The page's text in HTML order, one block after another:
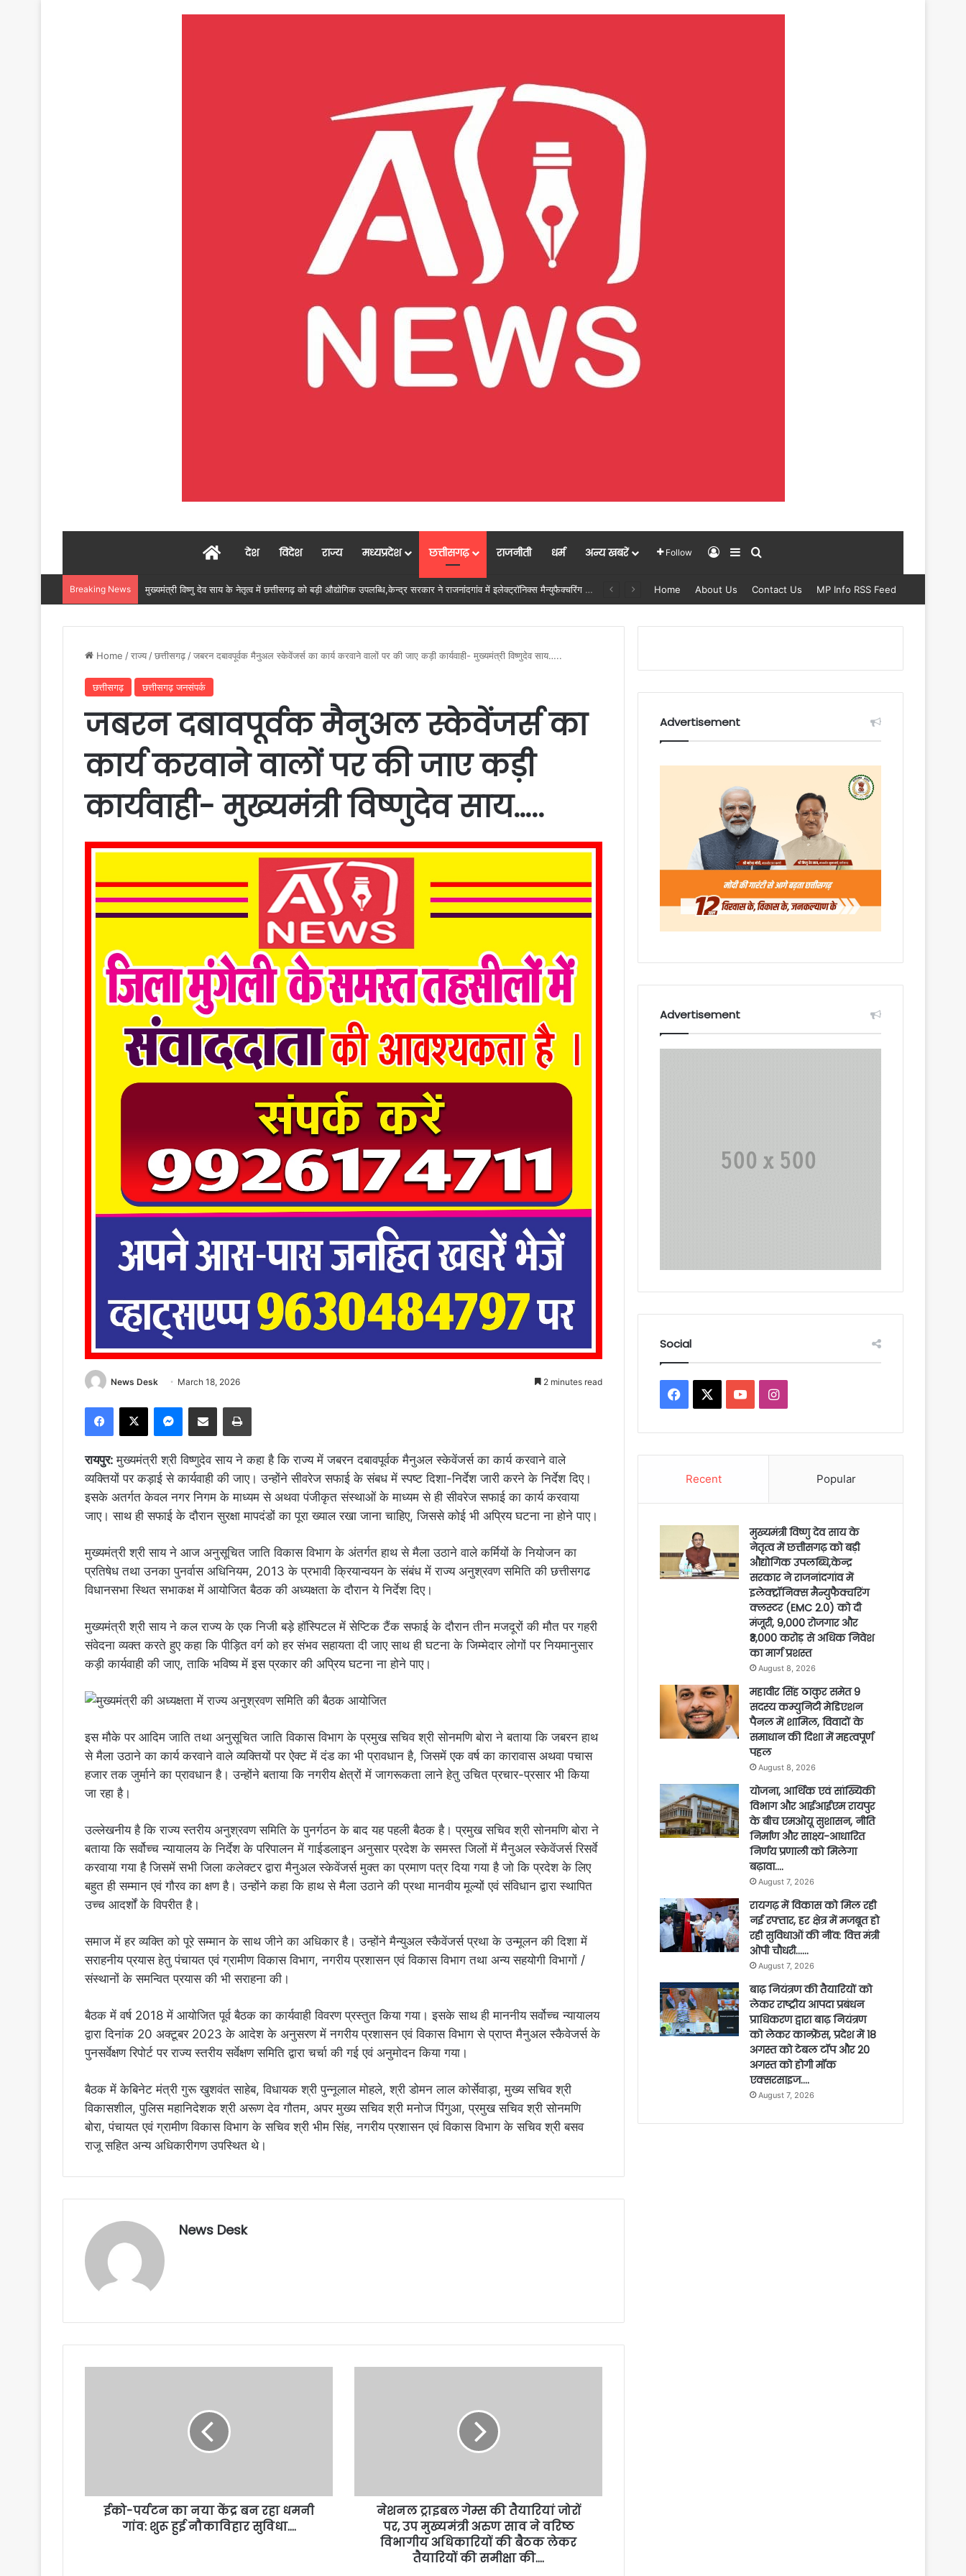
Homeदेश विदेश राज्य मध्यप्रदेश छत्तीसगढ़ राजनीती धर्म अन्य खबरें Follow Log InSidebar
Breaking News महावीर सिंह ठाकुर समेत 9 सदस्य कम्युनिटी मेडिएशन पैनल में शामिल, विवादों के समाधान की दिशा में महत्वपूर्ण पहल Home About Us Contact Us MP Info RSS Feed
Home /राज्य /छत्तीसगढ़ /जबरन दबावपूर्वक मैनुअल स्केवेंजर्स का कार्य करवाने वालों पर की जाए कड़ी कार्यवाही- मुख्यमंत्री विष्णुदेव साय…..
छत्तीसगढ़ छत्तीसगढ़ जनसंपर्क
जबरन दबावपूर्वक मैनुअल स्केवेंजर्स का
कार्य करवाने वालों पर की जाए कड़ी
कार्यवाही- मुख्यमंत्री विष्णुदेव साय…..
News Desk March 18, 2026 2 minutes read
Facebook
X Messenger
Share via Email Print
रायपुर:मुख्यमंत्री श्री विष्णुदेव साय ने कहा है कि राज्य में जबरन दबावपूर्वक मैनुअल स्केवेंजर्स का कार्य करवाने वाले
व्यक्तियों पर कड़ाई से कार्यवाही की जाए। उन्होंने सीवरेज सफाई के संबध में स्पष्ट दिशा-निर्देश जारी करने के निर्देश दिए।
इसके अतर्गत केवल नगर निगम के माध्यम से अथवा पंजीकृत संस्थाओं के माध्यम से ही सीवरेज सफाई का कार्य करवाया
जाए। साथ ही सफाई के दौरान सुरक्षा मापदंडों का पूरा ख्याल रखा जाना चाहिए, जिससे कोई भी अप्रिय घटना ना होने पाए।
मुख्यमंत्री श्री साय ने आज अनुसूचित जाति विकास विभाग के अंतर्गत हाथ से मैला उठाने वाले कर्मियों के नियोजन का
प्रतिषेध तथा उनका पुनर्वास अधिनियम, 2013 के प्रभावी क्रियान्वयन के संबंध में राज्य अनुश्रवण समिति की छत्तीसगढ
विधानसभा स्थित सभाकक्ष में आयोजित बैठक की अध्यक्षता के दौरान ये निर्देश दिए।
मुख्यमंत्री श्री साय ने कल राज्य के एक निजी बड़े हॉस्पिटल में सेप्टिक टैंक सफाई के दौरान तीन मजदूरों की मौत पर गहरी
संवेदना व्यक्त करते हुए कहा कि पीड़ित वर्ग को हर संभव सहायता दी जाए साथ ही घटना के जिम्मेदार लोगों पर नियमानुसार
कड़ी कार्यवाही की जाए, ताकि भविष्य में इस प्रकार की अप्रिय घटना ना होने पाए।
इस मौके पर आदिम जाति तथा अनुसूचित जाति विकास विभाग के प्रमुख सचिव श्री सोनमणि बोरा ने बताया कि जबरन हाथ
से मैला उठाने का कार्य करवाने वाले व्यक्तियों पर ऐक्ट में दंड का भी प्रावधान है, जिसमें एक वर्ष का कारावास अथवा पचास
हजार तक जुर्माने का प्रावधान है। उन्होंने बताया कि नगरीय क्षेत्रों में जागरूकता लाने हेतु उचित प्रचार-प्रसार भी किया
जा रहा है।
उल्लेखनीय है कि राज्य स्तरीय अनुश्रवण समिति के पुनर्गठन के बाद यह पहली बैठक है। प्रमुख सचिव श्री सोनमणि बोरा ने
बताया कि सर्वोच्च न्यायालय के निर्देश के परिपालन में गाईडलाइन अनुसार प्रदेश के समस्त जिलों में मैनुअल स्केवेंजर्स रिसर्वे
करवाया गया है जिसमें सभी जिला कलेक्टर द्वारा मैनुअल स्केवेंजर्स मुक्त का प्रमाण पत्र दिया गया है जो कि प्रदेश के लिए
बहुत ही सम्मान एवं गौरव का क्षण है। उन्होंने कहा कि हाथ से मैला उठाने की प्रथा मानवीय मूल्यों एवं संविधान द्वारा स्थापित
उच्च आदर्शों के विपरीत है।
समाज में हर व्यक्ति को पूरे सम्मान के साथ जीने का अधिकार है। उन्होंने मैन्युअल स्कैवेंजर्स प्रथा के उन्मूलन की दिशा में
सराहनीय प्रयास हेतु पंचायत एवं ग्रामीण विकास विभाग, नगरीय प्रशासन एवं विकास विभाग तथा अन्य सहयोगी विभागों /
संस्थानों के समन्वित प्रयास की भी सराहना की।
बैठक में वर्ष 2018 में आयोजित पूर्व बैठक का कार्यवाही विवरण प्रस्तुत किया गया। इसके साथ ही माननीय सर्वोच्च न्यायालय
द्वारा दिनांक 20 अक्टूबर 2023 के आदेश के अनुसरण में नगरीय प्रशासन एवं विकास विभाग से प्राप्त मैनुअल स्कैवेजर्स के
पुनसर्वेक्षण रिपोर्ट पर राज्य स्तरीय सर्वेक्षण समिति द्वारा चर्चा की गई एवं अनुमोदन किया गया।
बैठक में केबिनेट मंत्री गुरू खुशवंत साहेब, विधायक श्री पुन्नूलाल मोहले, श्री डोमन लाल कोर्सेवाड़ा, मुख्य सचिव श्री
विकासशील, पुलिस महानिदेशक श्री अरूण देव गौतम, अपर मुख्य सचिव श्री मनोज पिंगुआ, प्रमुख सचिव श्री सोनमणि
बोरा, पंचायत एवं ग्रामीण विकास विभाग के सचिव श्री भीम सिंह, नगरीय प्रशासन एवं विकास विभाग के सचिव श्री बसव
राजू सहित अन्य अधिकारीगण उपस्थित थे।
News Desk
ईको-पर्यटन का नया केंद्र बन रहा धमनी
गांव: शुरू हुई नौकाविहार सुविधा….
नेशनल ट्राइबल गेम्स की तैयारियां जोरों
पर, उप मुख्यमंत्री अरुण साव ने वरिष्ठ
विभागीय अधिकारियों की बैठक लेकर
तैयारियों की समीक्षा की….
Advertisement
Advertisement
Social
Facebook YouTubeInstagram
Recent Popular
मुख्यमंत्री विष्णु देव साय के
नेतृत्व में छत्तीसगढ़ को बड़ी
औद्योगिक उपलब्धि,केन्द्र
सरकार ने राजनांदगांव में
इलेक्ट्रॉनिक्स मैन्युफैक्चरिंग
क्लस्टर (EMC 2.0) को दी
मंजूरी, 9,000 रोजगार और
₹3,000 करोड़ से अधिक निवेश
का मार्ग प्रशस्त
August 8, 2026
महावीर सिंह ठाकुर समेत 9
सदस्य कम्युनिटी मेडिएशन
पैनल में शामिल, विवादों के
समाधान की दिशा में महत्वपूर्ण
पहल
August 8, 2026
योजना, आर्थिक एवं सांख्यिकी
विभाग और आईआईएम रायपुर
के बीच एमओयू सुशासन, नीति
निर्माण और साक्ष्य-आधारित
निर्णय प्रणाली को मिलेगा
बढ़ावा….
August 7, 2026
रायगढ़ में विकास को मिल रही
नई रफ्तार, हर क्षेत्र में मजबूत हो
रही सुविधाओं की नींव: वित्त मंत्री
ओपी चौधरी……
August 7, 2026
बाढ़ नियंत्रण की तैयारियों को
लेकर राष्ट्रीय आपदा प्रबंधन
प्राधिकरण द्वारा बाढ़ नियंत्रण
को लेकर कान्फ्रेंस, प्रदेश में 18
अगस्त को टेबल टॉप और 20
अगस्त को होगी मॉक
एक्सरसाइज….
August 7, 2026